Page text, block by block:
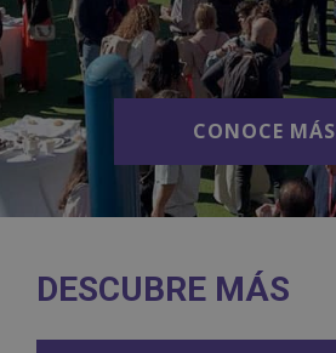
CONOCE MÁS
CONOCE MÁS
DESCUBRE MÁS